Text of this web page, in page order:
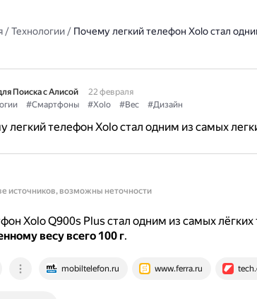
/Технологии/ Почему легкий телефон Xolo стал
Поиска с Алисой
22 февраля
#Смартфоны #Xolo #Вес #Дизайн
легкий телефон Xolo стал одним из самых
источников, возможны неточности
Xolo Q900s Plus стал одним из самых
весу всего 100 г.
mobiltelefon.ru www.ferra.ru